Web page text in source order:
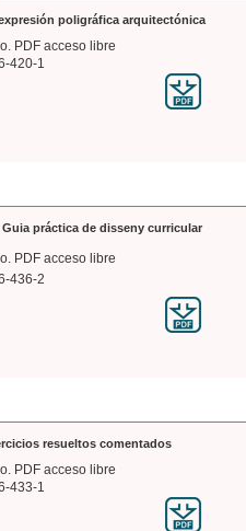
poligráfica arquitectónica
PDF acceso libre
420-1
práctica de disseny curricular
PDF acceso libre
436-2
resueltos comentados
PDF acceso libre
433-1